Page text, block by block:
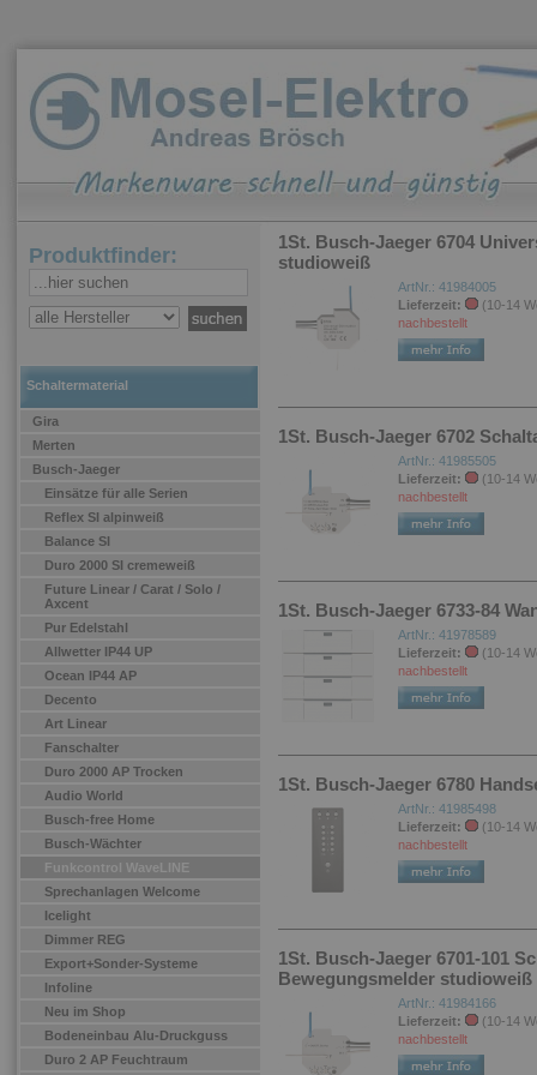
Produktfinder:
Schaltermaterial
Gira
Merten
Busch-Jaeger
Einsätze für alle Serien
Reflex SI alpinweiß
Balance SI
Duro 2000 SI cremeweiß
Future Linear / Carat / Solo /
Axcent
Pur Edelstahl
Allwetter IP44 UP
Ocean IP44 AP
Decento
Art Linear
Fanschalter
Duro 2000 AP Trocken
Audio World
Busch-free Home
Busch-Wächter
Funkcontrol WaveLINE
Sprechanlagen Welcome
Icelight
Dimmer REG
Export+Sonder-Systeme
Infoline
Neu im Shop
Bodeneinbau Alu-Druckguss
Duro 2 AP Feuchtraum
1St. Busch-Jaeger 6704
studioweiß
ArtNr.: 41984005
Lieferzeit:
(10-14
nachbestellt
1St. Busch-Jaeger 6702
ArtNr.: 41985505
Lieferzeit:
(10-14
nachbestellt
1St. Busch-Jaeger 6733-84
ArtNr.: 41978589
Lieferzeit:
(10-14
nachbestellt
1St. Busch-Jaeger 6780
ArtNr.: 41985498
Lieferzeit:
(10-14
nachbestellt
1St. Busch-Jaeger 6701-101
Bewegungsmelder studioweiß
ArtNr.: 41984166
Lieferzeit:
(10-14
nachbestellt